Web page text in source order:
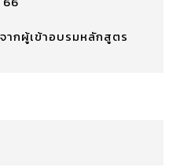
ากผู้เข้าอบรมหลักสูตร